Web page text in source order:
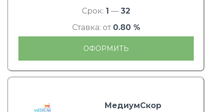
Срок: 1 — 32
Ставка: от 0.80 %
ОФОРМИТЬ
МедиумСкор